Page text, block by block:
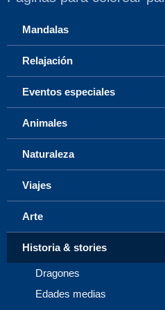
Mandalas
Relajación
Eventos especiales
Animales
Naturaleza
Viajes
Arte
Historia & stories
Dragones
Edades medias